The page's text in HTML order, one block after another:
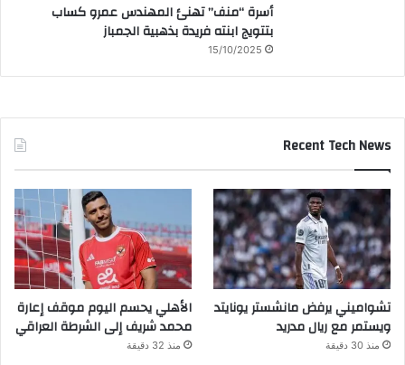
أسرة “منف” تهنئ المهندس عمرو كساب
بتتويج ابنته فريدة بذهبية الجمباز
15/10/2025
Recent Tech News
تشواميني يرفض مانشستر يونايتد
ويستمر مع ريال مدريد
منذ 30 دقيقة
الأهلي يحسم اليوم موقف إعارة
محمد شريف إلى الشرطة العراقي
منذ 32 دقيقة